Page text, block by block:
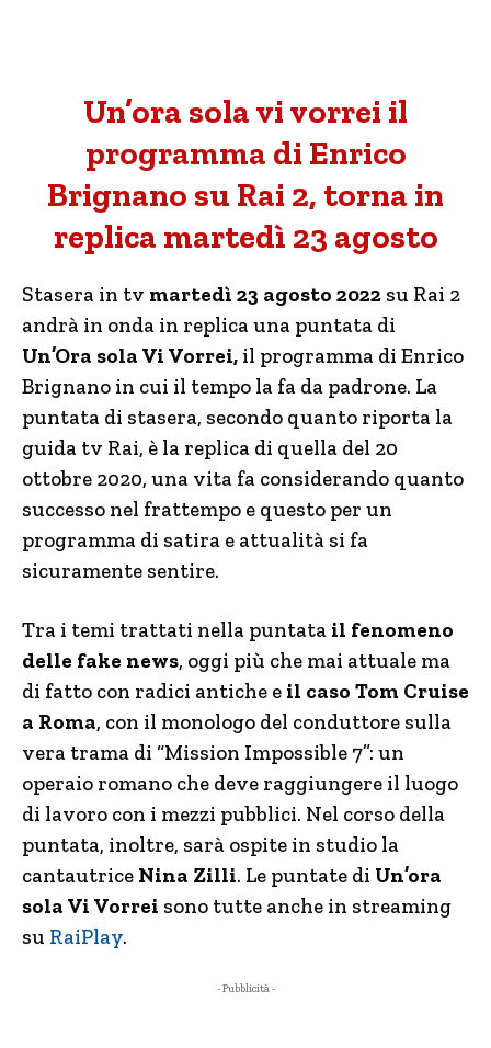
Un’ora sola vi vorrei il
programma di Enrico
Brignano su Rai 2, torna in
replica martedì 23 agosto
Stasera in tv martedì 23 agosto 2022 su Rai 2
andrà in onda in replica una puntata di
Un’Ora sola Vi Vorrei, il programma di Enrico
Brignano in cui il tempo la fa da padrone. La
puntata di stasera, secondo quanto riporta la
guida tv Rai, è la replica di quella del 20
ottobre 2020, una vita fa considerando quanto
successo nel frattempo e questo per un
programma di satira e attualità si fa
sicuramente sentire.
Tra i temi trattati nella puntata il fenomeno
delle fake news, oggi più che mai attuale ma
di fatto con radici antiche e il caso Tom Cruise
a Roma, con il monologo del conduttore sulla
vera trama di “Mission Impossible 7”: un
operaio romano che deve raggiungere il luogo
di lavoro con i mezzi pubblici. Nel corso della
puntata, inoltre, sarà ospite in studio la
cantautrice Nina Zilli. Le puntate di Un’ora
sola Vi Vorrei sono tutte anche in streaming
su RaiPlay.
- Pubblicità -